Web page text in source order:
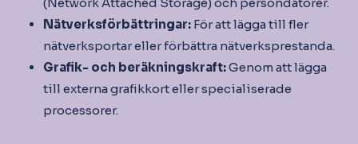
Nätverksförbättringar: För att lägga till fler
nätverksportar eller förbättra nätverksprestanda.
Grafik- och beräkningskraft:Genom att lägga
till externa grafikkort eller specialiserade
processorer.